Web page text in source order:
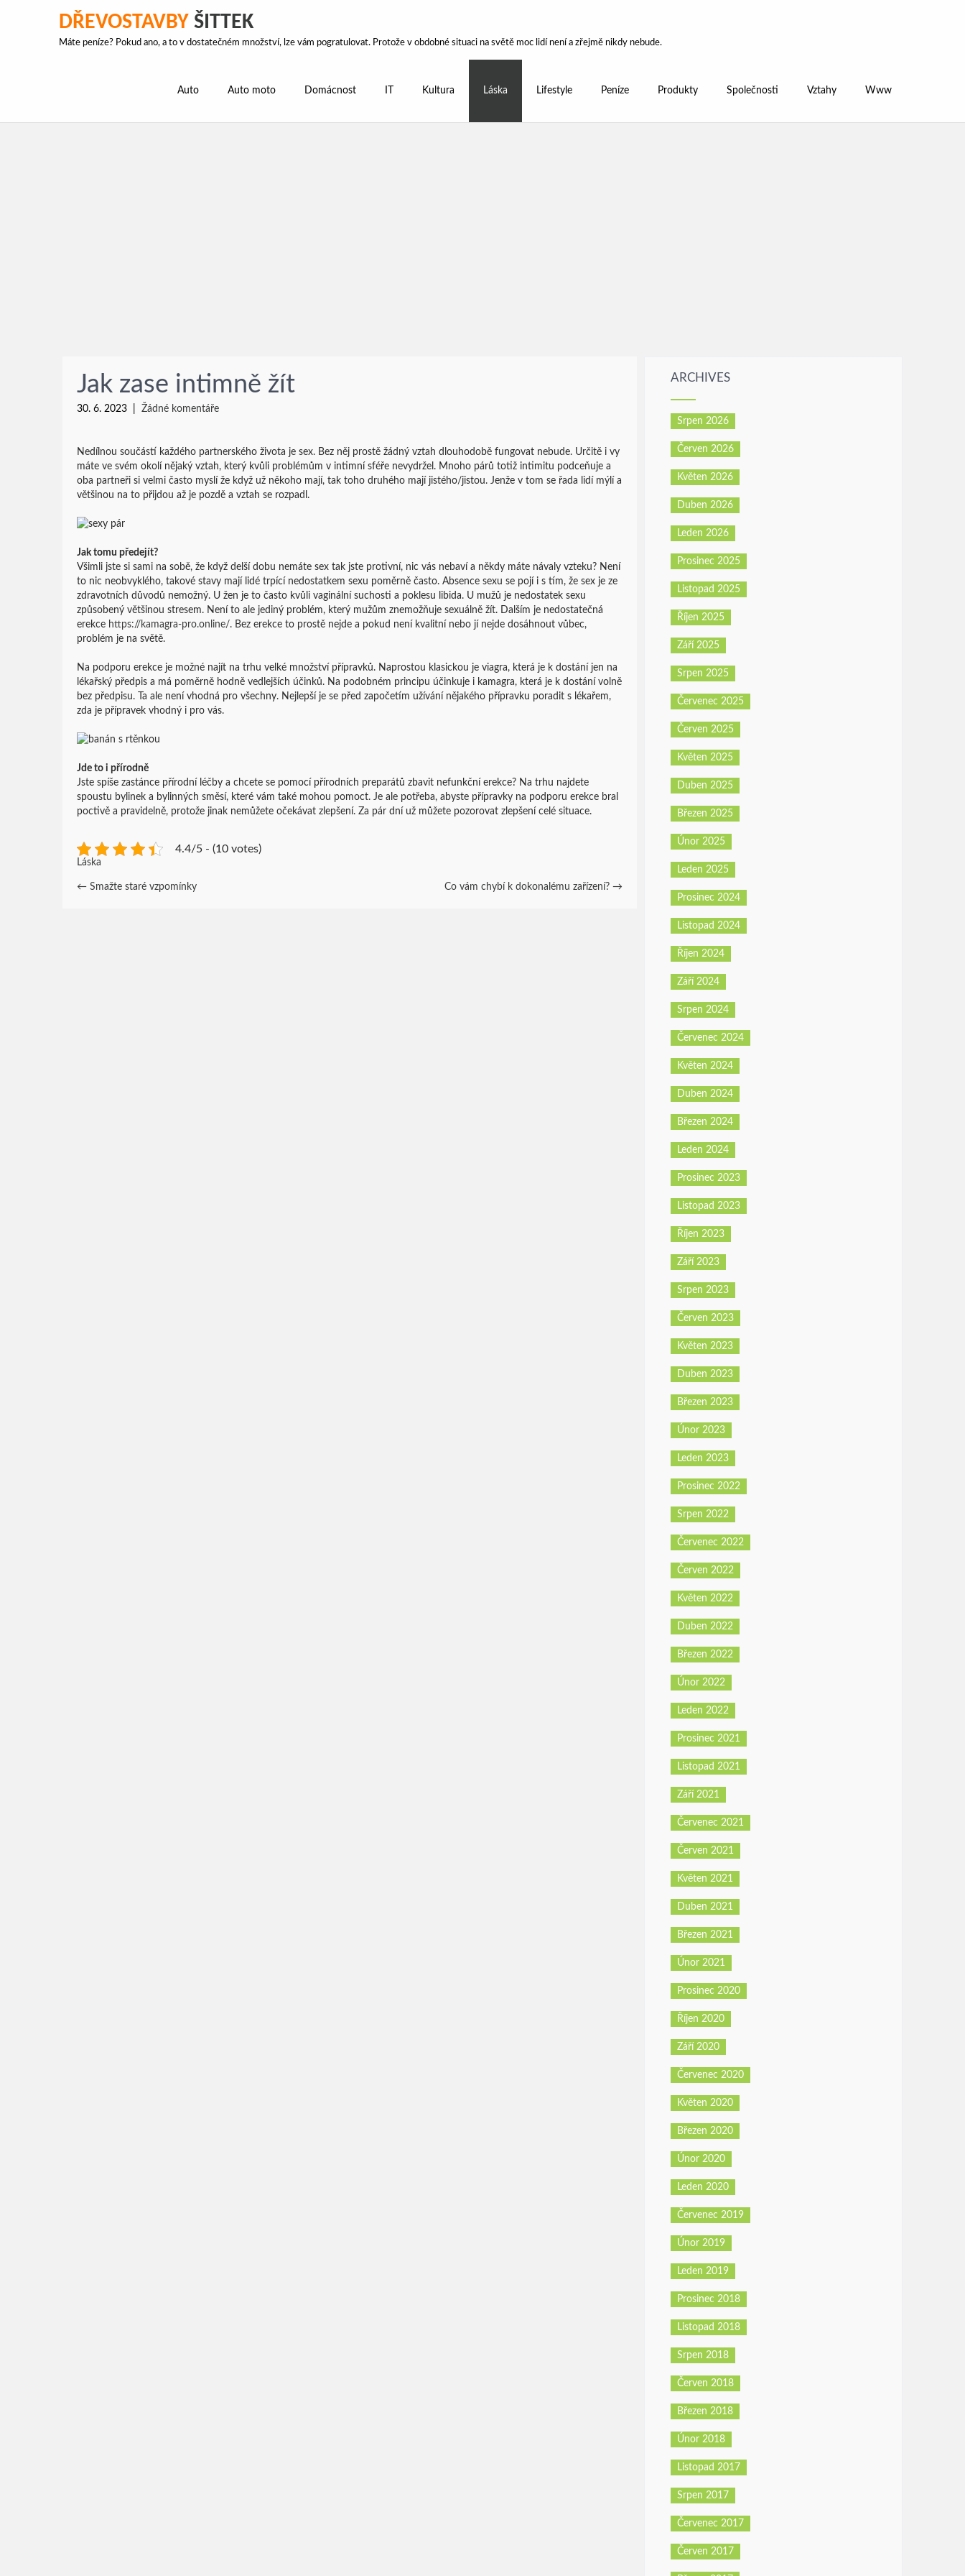
DŘEVOSTAVBY ŠITTEK
Máte peníze? Pokud ano, a to v dostatečném množství, lze vám pogratulovat. Protože v obdobné situaci na světě moc lidí není a zřejmě nikdy nebude.
Auto Auto moto Domácnost Kultura Láska Lifestyle Peníze Produkty Společnosti Vztahy Www
Jak zase intimně žít
30. 6. 2023 Žádné komentáře
Nedílnou součástí každého partnerského života je sex. Bez něj prostě žádný vztah dlouhodobě fungovat nebude. Určitě i vy
máte ve svém okolí nějaký vztah, který kvůli problémům v intimní sféře nevydržel. Mnoho párů totiž intimitu podceňuje a
oba partneři si velmi často myslí že když už někoho mají, tak toho druhého mají jistého/jistou. Jenže v tom se řada lidí mýlí a
většinou na to přijdou až je pozdě a vztah se rozpadl.
Jak tomu předejít?
Všimli jste si sami na sobě, že když delší dobu nemáte sex tak jste protivní, nic vás nebaví a někdy máte návaly vzteku? Není
to nic neobvyklého, takové stavy mají lidé trpící nedostatkem sexu poměrně často. Absence sexu se pojí i s tím, že sex je ze
zdravotních důvodů nemožný. U žen je to často kvůli vaginální suchosti a poklesu libida. U mužů je nedostatek sexu
způsobený většinou stresem. Není to ale jediný problém, který mužům znemožňuje sexuálně žít. Dalším je nedostatečná
erekce https://kamagra-pro.online/. Bez erekce to prostě nejde a pokud není kvalitní nebo jí nejde dosáhnout vůbec,
problém je na světě.
Na podporu erekce je možné najít na trhu velké množství přípravků. Naprostou klasickou je viagra, která je k dostání jen na
lékařský předpis a má poměrně hodně vedlejších účinků. Na podobném principu účinkuje i kamagra, která je k dostání volně
bez předpisu. Ta ale není vhodná pro všechny. Nejlepší je se před započetím užívání nějakého přípravku poradit s lékařem,
zda je přípravek vhodný i pro vás.
Jde to i přírodně
Jste spíše zastánce přírodní léčby a chcete se pomocí přírodních preparátů zbavit nefunkční erekce? Na trhu najdete
spoustu bylinek a bylinných směsí, které vám také mohou pomoct. Je ale potřeba, abyste přípravky na podporu erekce bral
poctivě a pravidelně, protože jinak nemůžete očekávat zlepšení. Za pár dní už můžete pozorovat zlepšení celé situace.
4.4/5 - (10 votes)
Láska
Post
← Smažte staré vzpomínky Co vám chybí k dokonalému zařízení? →
ARCHIVES
Srpen 2026
Červen 2026
Květen 2026
Duben 2026
Leden 2026
Prosinec 2025
Listopad 2025
Říjen 2025
Září 2025
Srpen 2025
Červenec 2025
Červen 2025
Květen 2025
Duben 2025
Březen 2025
Únor 2025
Leden 2025
Prosinec 2024
Listopad 2024
Říjen 2024
Září 2024
Srpen 2024
Červenec 2024
Květen 2024
Duben 2024
Březen 2024
Leden 2024
Prosinec 2023
Listopad 2023
Říjen 2023
Září 2023
Srpen 2023
Červen 2023
Květen 2023
Duben 2023
Březen 2023
Únor 2023
Leden 2023
Prosinec 2022
Srpen 2022
Červenec 2022
Červen 2022
Květen 2022
Duben 2022
Březen 2022
Únor 2022
Leden 2022
Prosinec 2021
Listopad 2021
Září 2021
Červenec 2021
Červen 2021
Květen 2021
Duben 2021
Březen 2021
Únor 2021
Prosinec 2020
Říjen 2020
Září 2020
Červenec 2020
Květen 2020
Březen 2020
Únor 2020
Leden 2020
Červenec 2019
Únor 2019
Leden 2019
Prosinec 2018
Listopad 2018
Srpen 2018
Červen 2018
Březen 2018
Únor 2018
Listopad 2017
Srpen 2017
Červenec 2017
Červen 2017